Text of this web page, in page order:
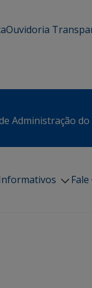
Ouvidoria
Administração